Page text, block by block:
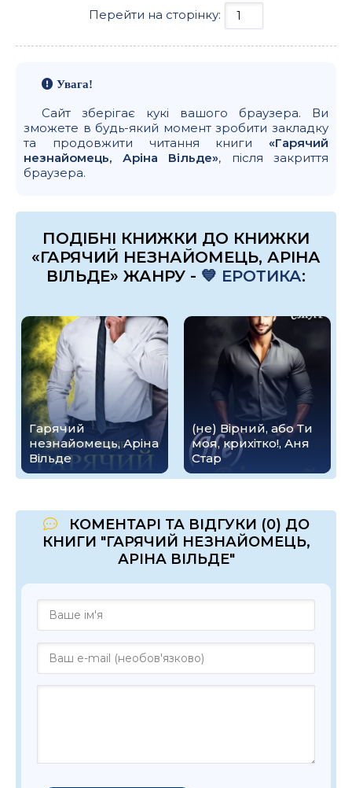
Перейти на сторінку:
Увага!
Сайт зберігає кукі вашого браузера. Ви
зможете в будь-який момент зробити закладку
та продовжити читання книги «Гарячий
незнайомець, Аріна Вільде», після закриття
браузера.
ПОДІБНІ КНИЖКИ ДО КНИЖКИ
«ГАРЯЧИЙ НЕЗНАЙОМЕЦЬ, АРІНА
ВІЛЬДЕ» ЖАНРУ - 💙 ЕРОТИКА:
Гарячий
незнайомець, Аріна
Вільде
(не) Вірний, або Ти
моя, крихітко!, Аня
Стар
КОМЕНТАРІ ТА ВІДГУКИ (0) ДО
КНИГИ "ГАРЯЧИЙ НЕЗНАЙОМЕЦЬ,
АРІНА ВІЛЬДЕ"